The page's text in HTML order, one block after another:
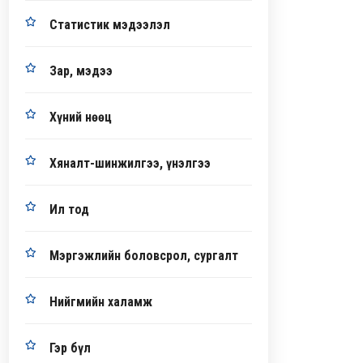
Статистик мэдээлэл
Зар, мэдээ
Хүний нөөц
Хяналт-шинжилгээ, үнэлгээ
Ил тод
Мэргэжлийн боловсрол, сургалт
Нийгмийн халамж
Гэр бүл